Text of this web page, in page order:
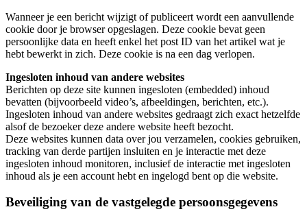
Wanneer je een bericht wijzigt of publiceert wordt een aanvullende
cookie door je browser opgeslagen. Deze cookie bevat geen
persoonlijke data en heeft enkel het post ID van het artikel wat je
hebt bewerkt in zich. Deze cookie is na een dag verlopen.
Ingesloten inhoud van andere websites
Berichten op deze site kunnen ingesloten (embedded) inhoud
bevatten (bijvoorbeeld video’s, afbeeldingen, berichten, etc.).
Ingesloten inhoud van andere websites gedraagt zich exact hetzelfde
alsof de bezoeker deze andere website heeft bezocht.
Deze websites kunnen data over jou verzamelen, cookies gebruiken,
tracking van derde partijen insluiten en je interactie met deze
ingesloten inhoud monitoren, inclusief de interactie met ingesloten
inhoud als je een account hebt en ingelogd bent op die website.
Beveiliging van de vastgelegde persoonsgegevens